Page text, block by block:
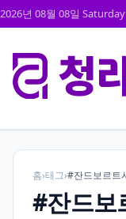
2026년 08월 08일 Saturday
홈›태그›#잔드보르트
#잔드보